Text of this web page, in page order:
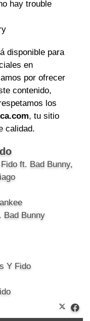
hay trouble
disponible para
en
por ofrecer
contenido,
los
, tu sitio
calidad.
ft. Bad Bunny,
Bad Bunny
Y Fido